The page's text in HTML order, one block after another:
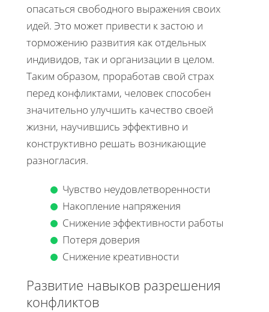
опасаться свободного выражения своих
идей. Это может привести к застою и
торможению развития как отдельных
индивидов, так и организации в целом.
Таким образом, проработав свой страх
перед конфликтами, человек способен
значительно улучшить качество своей
жизни, научившись эффективно и
конструктивно решать возникающие
разногласия.
Чувство неудовлетворенности
Накопление напряжения
Снижение эффективности работы
Потеря доверия
Снижение креативности
Развитие навыков разрешения
конфликтов